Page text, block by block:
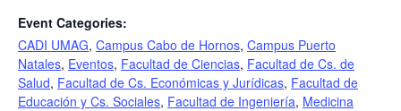
Event Categories:
CADI UMAG, Campus Cabo de Hornos, Campus Puerto
Natales, Eventos, Facultad de Ciencias, Facultad de Cs. de
Salud, Facultad de Cs. Económicas y Jurídicas, Facultad de
Educación y Cs. Sociales, Facultad de Ingeniería, Medicina